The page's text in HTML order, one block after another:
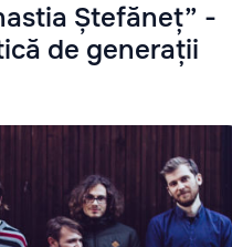
Ștefăneț” -
de generații